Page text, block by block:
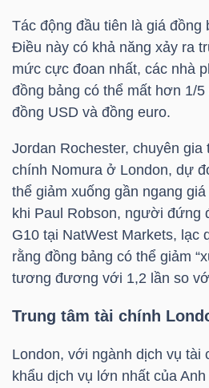
Tác động đầu tiên là giá đồng
Điều này có khả năng xảy ra
mức cực đoan nhất, các nhà
đồng bảng có thể mất hơn 1/
đồng USD và đồng euro.
Jordan Rochester, chuyên gia
chính Nomura ở London, dự
thể giảm xuống gần ngang
khi Paul Robson, người đứng
G10 tại NatWest Markets, lạc
rằng đồng bảng có thể giảm
tương đương với 1,2 lần so
Trung tâm tài chính
London, với ngành dịch vụ tài
khẩu dịch vụ lớn nhất của
TÀI
CHÍNH
CÁ
NHÂN
PHÂN
TÍCH
VIETSTOCKFINANCE
MÔ